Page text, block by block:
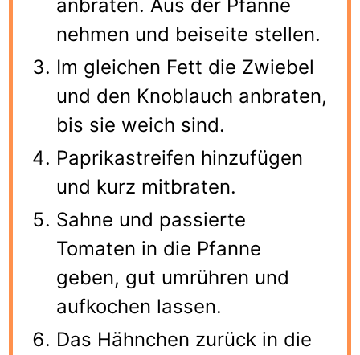
anbraten. Aus der Pfanne
nehmen und beiseite stellen.
Im gleichen Fett die Zwiebel
und den Knoblauch anbraten,
bis sie weich sind.
Paprikastreifen hinzufügen
und kurz mitbraten.
Sahne und passierte
Tomaten in die Pfanne
geben, gut umrühren und
aufkochen lassen.
Das Hähnchen zurück in die